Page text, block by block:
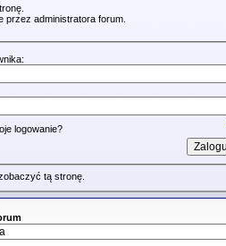
przez administratora forum.
logowanie?
tą stronę.